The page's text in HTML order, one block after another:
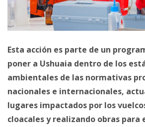
Esta acción es parte de un
poner a Ushuaia dentro de los
ambientales de las normativas
nacionales e internacionales,
lugares impactados por los
cloacales y realizando obras para